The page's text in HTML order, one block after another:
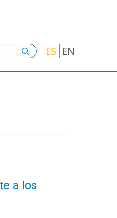
account menu
Buscar ES EN
a los